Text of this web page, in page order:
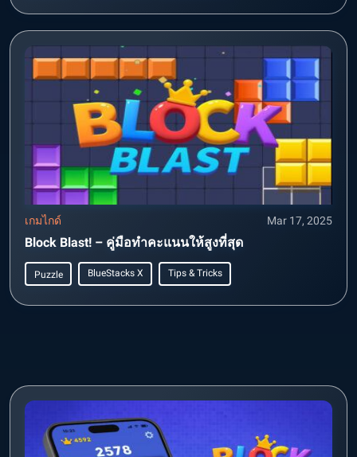
เกมไกด์ Mar 17, 2025
Block Blast! – คู่มือทำคะแนนให้สูงที่สุด
Puzzle BlueStacks X Tips & Tricks